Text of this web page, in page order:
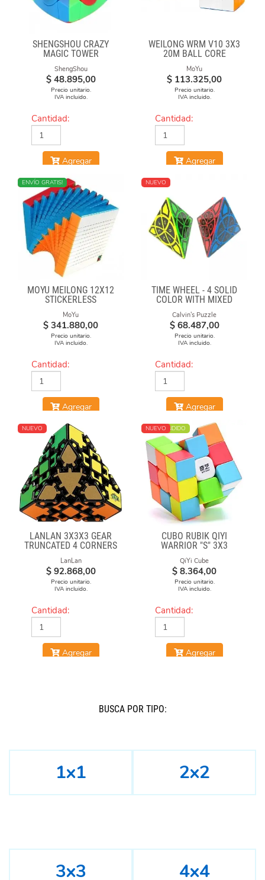
SHENGSHOU CRAZY
MAGIC TOWER
ShengShou
$ 48.895,00
Precio unitario.
IVA incluido.
Cantidad:
Agregar
WEILONG WRM V10 3X3
20M BALL CORE
MAGLEV UV
MoYu
$ 113.325,00
Precio unitario.
IVA incluido.
Cantidad:
Agregar
NUEVO
ENVÍO GRATIS!
MOYU MEILONG 12X12
STICKERLESS
MoYu
$ 341.880,00
Precio unitario.
IVA incluido.
Cantidad:
Agregar
NUEVO
TIME WHEEL - 4 SOLID
COLOR WITH MIXED
NUMBERS STICKERS
(MOD)
Calvin's Puzzle
$ 68.487,00
Precio unitario.
IVA incluido.
Cantidad:
Agregar
NUEVO
LANLAN 3X3X3 GEAR
TRUNCATED 4 CORNERS
LanLan
$ 92.868,00
Precio unitario.
IVA incluido.
Cantidad:
Agregar
MÁS VENDIDO
NUEVO
CUBO RUBIK QIYI
WARRIOR "S" 3X3
STICKERLESS
QiYi Cube
$ 8.364,00
Precio unitario.
IVA incluido.
Cantidad:
Agregar
BUSCÁ POR TIPO:
1x1 2x2
3x3 4x4